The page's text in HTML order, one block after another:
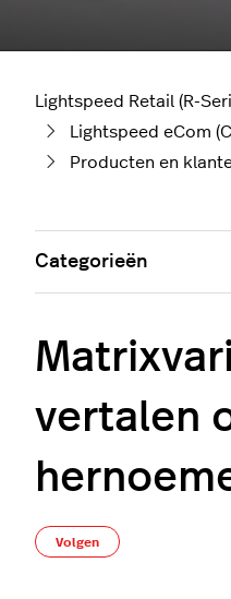
Lightspeed Retail (R-
Lightspeed eCom
Producten en
vertalen
Volgen
Categorieën